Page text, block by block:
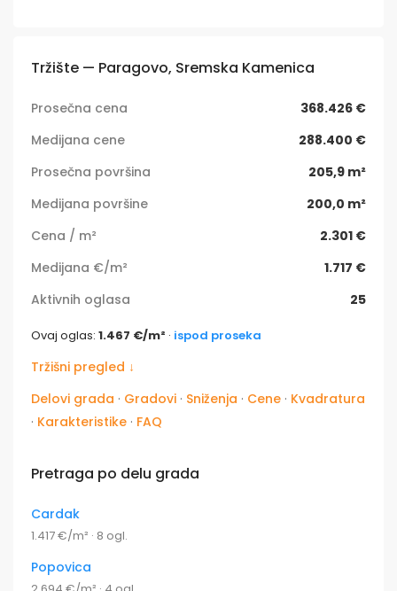
Tržište — Paragovo, Sremska Kamenica
Prosečna cena
368.426 €
Medijana cene
288.400 €
Prosečna površina
205,9 m²
Medijana površine
200,0 m²
Cena / m²
2.301 €
Medijana €/m²
1.717 €
Aktivnih oglasa
25
Ovaj oglas: 1.467 €/m² · ispod proseka
Tržišni pregled ↓
Delovi grada · Gradovi · Sniženja · Cene · Kvadratura
· Karakteristike · FAQ
Pretraga po delu grada
Cardak
1.417 €/m² · 8 ogl.
Popovica